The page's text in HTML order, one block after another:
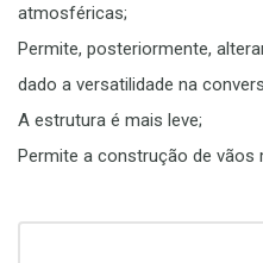
atmosféricas;
Permite, posteriormente,
dado a versatilidade na
A estrutura é mais leve;
Permite a construção de vãos